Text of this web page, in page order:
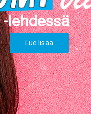
Lue lisää